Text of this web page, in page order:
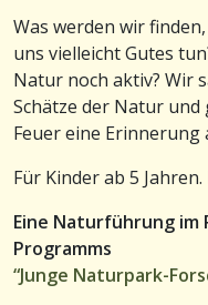
Was werden wir
uns vielleicht Gutes
Natur noch aktiv? Wir
Schätze der Natur
Feuer eine Erinnerung
Für Kinder ab 5
Eine Naturführung im
Programms
“Junge Naturpark-